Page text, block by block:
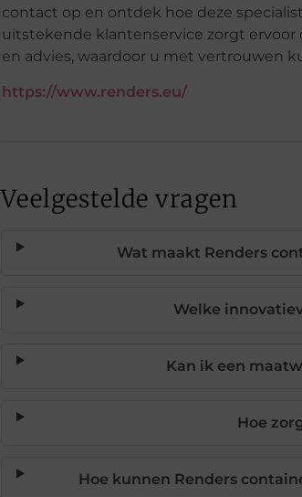
contact op en ontdek hoe deze
uitstekende klantenservice zorgt
en advies, waardoor u met vertrouwen
https://www.renders.eu/
Veelgestelde vragen
Wat maakt Renders
Welke
Kan ik een
Hoe
Hoe kunnen Renders